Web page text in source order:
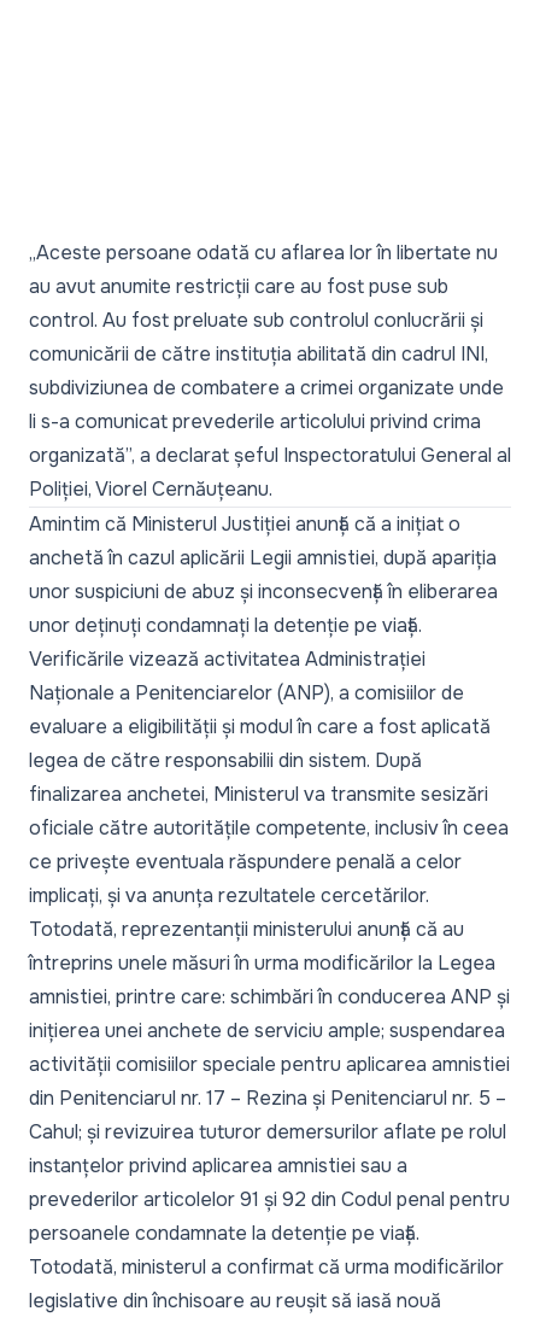
„Aceste persoane odată cu aflarea lor în libertate nu
au avut anumite restricții care au fost puse sub
control. Au fost preluate sub controlul conlucrării și
comunicării de către instituția abilitată din cadrul INI,
subdiviziunea de combatere a crimei organizate unde
li s-a comunicat prevederile articolului privind crima
organizată”, a declarat șeful Inspectoratului General al
Poliției, Viorel Cernăuțeanu.
Amintim că Ministerul Justiției anunță că a inițiat o
anchetă în cazul aplicării Legii amnistiei, după apariția
unor suspiciuni de abuz și inconsecvență în eliberarea
unor deținuți condamnați la detenție pe viață.
Verificările vizează activitatea Administrației
Naționale a Penitenciarelor (ANP), a comisiilor de
evaluare a eligibilității și modul în care a fost aplicată
legea de către responsabilii din sistem. După
finalizarea anchetei, Ministerul va transmite sesizări
oficiale către autoritățile competente, inclusiv în ceea
ce privește eventuala răspundere penală a celor
implicați, și va anunța rezultatele cercetărilor.
Totodată, reprezentanții ministerului anunță că au
întreprins unele măsuri în urma modificărilor la Legea
amnistiei, printre care: schimbări în conducerea ANP și
inițierea unei anchete de serviciu ample; suspendarea
activității comisiilor speciale pentru aplicarea amnistiei
din Penitenciarul nr. 17 – Rezina și Penitenciarul nr. 5 –
Cahul; și revizuirea tuturor demersurilor aflate pe rolul
instanțelor privind aplicarea amnistiei sau a
prevederilor articolelor 91 și 92 din Codul penal pentru
persoanele condamnate la detenție pe viață.
Totodată, ministerul a confirmat că urma modificărilor
legislative din închisoare au reușit să iasă nouă